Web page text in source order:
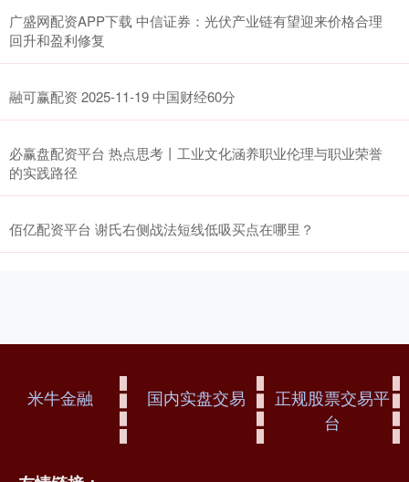
广盛网配资APP下载 中信证券：光伏产业链有望迎来价格合理
回升和盈利修复
融可赢配资 2025-11-19 中国财经60分
必赢盘配资平台 热点思考丨工业文化涵养职业伦理与职业荣誉
的实践路径
佰亿配资平台 谢氏右侧战法短线低吸买点在哪里？
米牛金融 国内实盘交易
正规股票交易平
台